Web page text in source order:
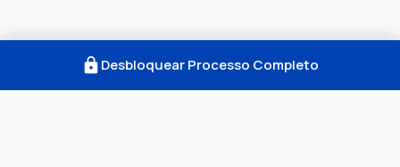
Desbloquear Processo Completo